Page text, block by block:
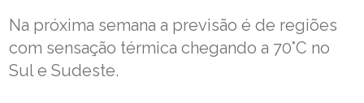
Na próxima semana a previsão é de regiões
com sensação térmica chegando a 70°C no
Sul e Sudeste.